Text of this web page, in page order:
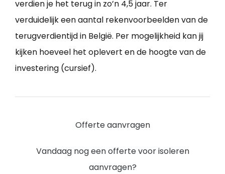
verdien je het terug in zo’n 4,5 jaar. Ter
verduidelijk een aantal rekenvoorbeelden van de
terugverdientijd in België. Per mogelijkheid kan jij
kijken hoeveel het oplevert en de hoogte van de
investering (cursief).
Offerte aanvragen
Vandaag nog een offerte voor isoleren
aanvragen?